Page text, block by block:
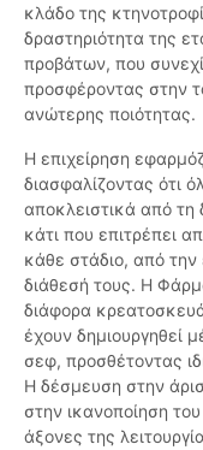
κλάδο της
δραστηριότητα της
προβάτων, που
προσφέροντας στην
ανώτερης ποιότητας.
Η επιχείρηση
διασφαλίζοντας ότι
αποκλειστικά από τη
κάτι που επιτρέπει
κάθε στάδιο, από
διάθεσή τους. Η
διάφορα
έχουν δημιουργηθεί
σεφ, προσθέτοντας
Η δέσμευση στην
στην ικανοποίηση
άξονες της